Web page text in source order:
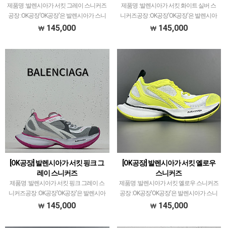
제품명 :발렌시아가 서킷 그레이 스니커즈
공장 :OK공장'OK공장'은 발렌시아가 스니
커즈 전문적으로 취급하고 있습니다.이지
145,000
제품명 :발렌시아가 서킷 화이트 실버 스
니커즈공장 :OK공장'OK공장'은 발렌시아
가 스니커즈 전문적으로 취급하고 있습니
145,000
[OK공장] 발렌시아가 서킷 핑크 그
레이 스니커즈
제품명 :발렌시아가 서킷 핑크 그레이 스
니커즈공장 :OK공장'OK공장'은 발렌시아
가 스니커즈 전문적으로 취급하고 있습니
145,000
[OK공장] 발렌시아가 서킷 옐로우
스니커즈
제품명 :발렌시아가 서킷 옐로우 스니커즈
공장 :OK공장'OK공장'은 발렌시아가 스니
커즈 전문적으로 취급하고 있습니다.이지
145,000